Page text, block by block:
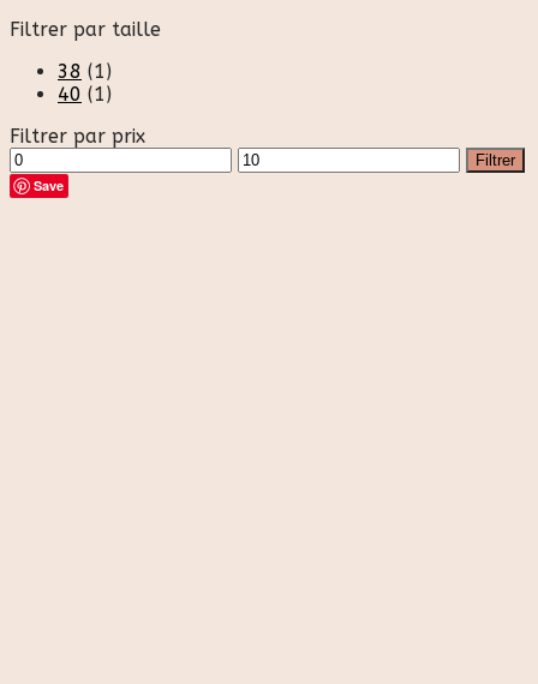
Filtrer par taille
38 (1)
40 (1)
Filtrer par prix
Prix
min
Prix
max
Filtrer
Save